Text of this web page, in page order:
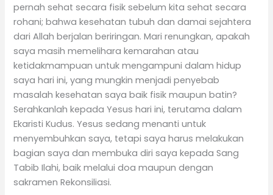
pernah sehat secara fisik sebelum kita sehat secara
rohani; bahwa kesehatan tubuh dan damai sejahtera
dari Allah berjalan beriringan. Mari renungkan, apakah
saya masih memelihara kemarahan atau
ketidakmampuan untuk mengampuni dalam hidup
saya hari ini, yang mungkin menjadi penyebab
masalah kesehatan saya baik fisik maupun batin?
Serahkanlah kepada Yesus hari ini, terutama dalam
Ekaristi Kudus. Yesus sedang menanti untuk
menyembuhkan saya, tetapi saya harus melakukan
bagian saya dan membuka diri saya kepada Sang
Tabib Ilahi, baik melalui doa maupun dengan
sakramen Rekonsiliasi.